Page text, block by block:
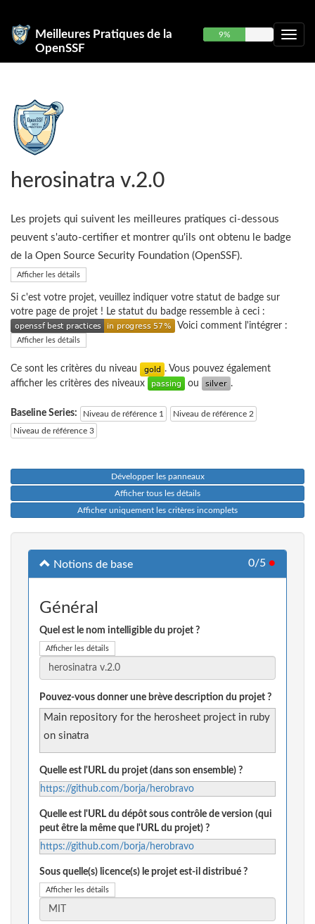
Meilleures Pratiques de la
OpenSSF
9%
herosinatra v.2.0
Les projets qui suivent les meilleures pratiques ci-dessous
peuvent s'auto-certifier et montrer qu'ils ont obtenu le badge
de la Open Source Security Foundation (OpenSSF).
Afficher les détails
Si c'est votre projet, veuillez indiquer votre statut de badge sur
votre page de projet ! Le statut du badge ressemble à ceci :
Voici comment l'intégrer :
Afficher les détails
Ce sont les critères du niveau
. Vous pouvez également
afficher les critères des niveaux
ou .
Baseline Series: Niveau de référence 1
Niveau de référence 2
Niveau de référence 3
Développer les panneaux
Afficher tous les détails
Afficher uniquement les critères incomplets
Notions de base 0/5 ●
Général
Quel est le nom intelligible du projet ?
Afficher les détails
Pouvez-vous donner une brève description du projet ?
Main repository for the herosheet project in ruby
on sinatra
Quelle est l'URL du projet (dans son ensemble) ?
https://github.com/borja/herobravo
Quelle est l'URL du dépôt sous contrôle de version (qui
peut être la même que l'URL du projet) ?
https://github.com/borja/herobravo
Sous quelle(s) licence(s) le projet est-il distribué ?
Afficher les détails